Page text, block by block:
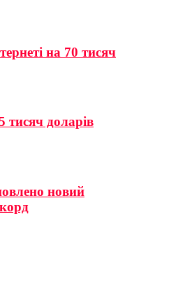
на 70 тисяч
доларів
новий